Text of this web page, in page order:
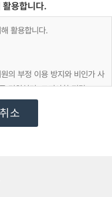
활용합니다.
활용합니다.
의 부정 이용 방지와 비인가 사
민원처리, 고지사항 전달
취소